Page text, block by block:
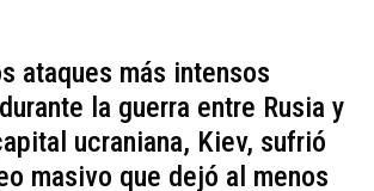
ataques más intensos
la guerra entre Rusia y
ucraniana, Kiev, sufrió
masivo que dejó al menos